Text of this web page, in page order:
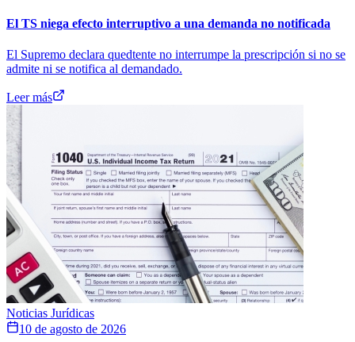
El TS niega efecto interruptivo a una demanda no notificada
El Supremo declara quedtente no interrumpe la prescripción si no se
admite ni se notifica al demandado.
Leer más
Noticias Jurídicas
10 de agosto de 2026